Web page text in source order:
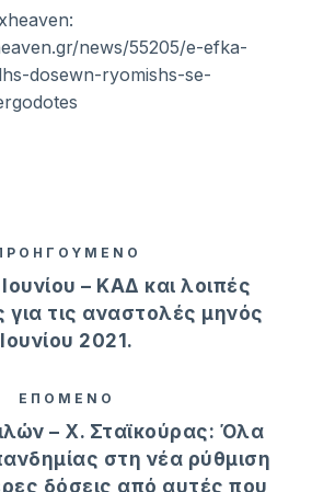
news/55205/e-efka-
dosewn-ryomishs-se-
– ΚΑΔ και λοιπές
τις αναστολές μηνός
Ιουνίου 2021.
ΕΠΟΜΕΝΟ
– Χ. Σταϊκούρας: Όλα
στη νέα ρύθμιση
δόσεις από αυτές που